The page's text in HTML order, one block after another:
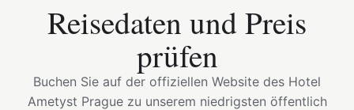
Reisedaten und Preis
prüfen
Buchen Sie auf der offiziellen Website des Hotel
Ametyst Prague zu unserem niedrigsten öffentlich